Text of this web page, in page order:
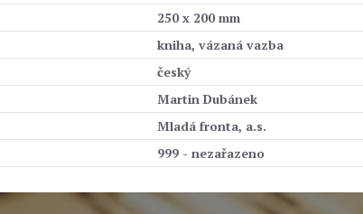
250 x 200 mm
kniha, vázaná vazba
český
Martin Dubánek
Mladá fronta, a.s.
999 - nezařazeno